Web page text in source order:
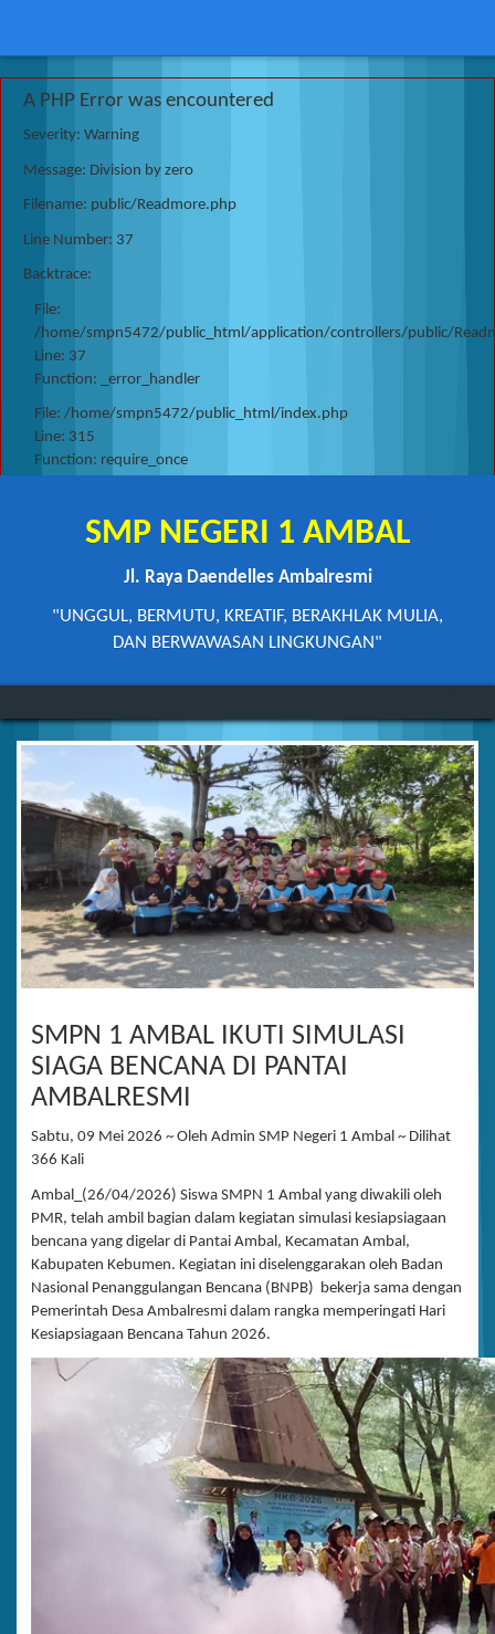
A PHP Error was encountered
Severity: Warning
Message: Division by zero
Filename: public/Readmore.php
Line Number: 37
Backtrace:
File:
/home/smpn5472/public_html/application/controllers/public/
Line: 37
Function: _error_handler
File: /home/smpn5472/public_html/index.php
Line: 315
Function: require_once
SMP NEGERI 1 AMBAL
Jl. Raya Daendelles Ambalresmi
"UNGGUL, BERMUTU, KREATIF, BERAKHLAK MULIA,
DAN BERWAWASAN LINGKUNGAN"
SMPN 1 AMBAL IKUTI SIMULASI
SIAGA BENCANA DI PANTAI
AMBALRESMI
Sabtu, 09 Mei 2026 ~ Oleh Admin SMP Negeri 1 Ambal ~ Dilihat
366 Kali
Ambal_(26/04/2026) Siswa SMPN 1 Ambal yang diwakili oleh
PMR, telah ambil bagian dalam kegiatan simulasi kesiapsiagaan
bencana yang digelar di Pantai Ambal, Kecamatan Ambal,
Kabupaten Kebumen. Kegiatan ini diselenggarakan oleh Badan
Nasional Penanggulangan Bencana (BNPB) bekerja sama dengan
Pemerintah Desa Ambalresmi dalam rangka memperingati Hari
Kesiapsiagaan Bencana Tahun 2026.